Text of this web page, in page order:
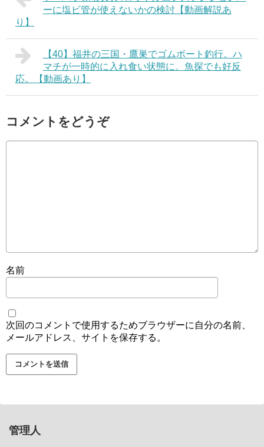
ーに塩ビ管が使えないかの検討【動画解説あ
り】
【40】福井の三国・鷹巣でゴムボート釣行。ハ
マチが一時的に入れ食い状態に。魚探でも好反
応。【動画あり】
コメントをどうぞ
名前
次回のコメントで使用するためブラウザーに自分の名前、
メールアドレス、サイトを保存する。
管理人